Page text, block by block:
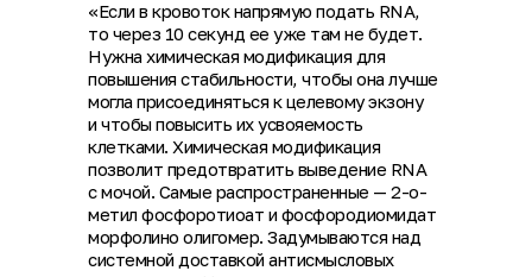
«Если в кровоток напрямую подать RNA,
то через 10 секунд ее уже там не будет.
Нужна химическая модификация для
повышения стабильности, чтобы она лучше
могла присоединяться к целевому экзону
и чтобы повысить их усвояемость
клетками. Химическая модификация
позволит предотвратить выведение RNA
с мочой. Самые распространенные — 2-о-
метил фосфоротиоат и фосфородиомидат
морфолино олигомер. Задумываются над
системной доставкой антисмысловых